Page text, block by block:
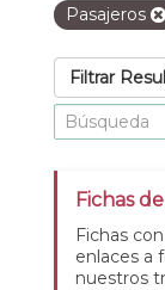
Pasajeros
Filtrar
Fichas
Fichas
enlaces a
nuestros